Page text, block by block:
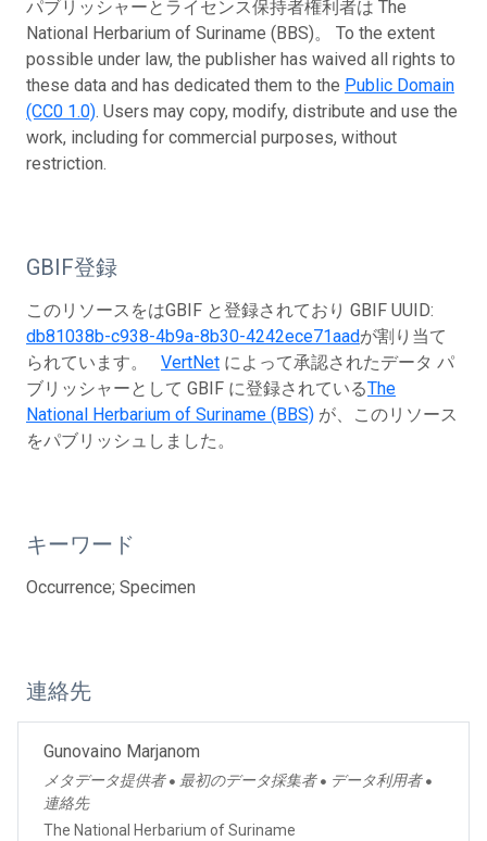
パブリッシャーとライセンス保持者権利者は The
National Herbarium of Suriname (BBS)。 To the extent
possible under law, the publisher has waived all rights to
these data and has dedicated them to the Public Domain
(CC0 1.0). Users may copy, modify, distribute and use the
work, including for commercial purposes, without
restriction.
GBIF登録
このリソースをはGBIF と登録されており GBIF UUID:
db81038b-c938-4b9a-8b30-4242ece71aadが割り当て
られています。 VertNet によって承認されたデータ パ
ブリッシャーとして GBIF に登録されているThe
National Herbarium of Suriname (BBS) が、このリソース
をパブリッシュしました。
キーワード
Occurrence; Specimen
連絡先
Gunovaino Marjanom
メタデータ提供者 ● 最初のデータ採集者 ● データ利用者 ●
連絡先
The National Herbarium of Suriname